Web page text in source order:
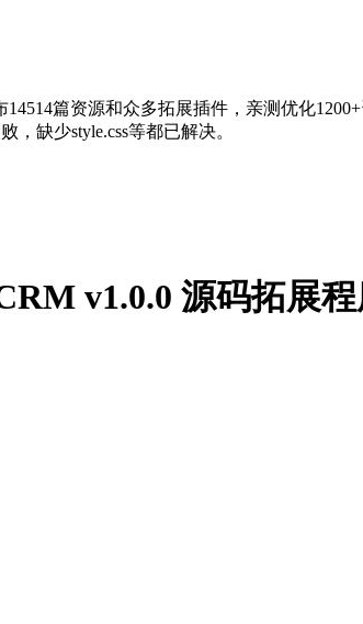
篇资源和众多拓展插件，亲测优化
缺少style.css等都已解决。
v1.0.0 源码拓展